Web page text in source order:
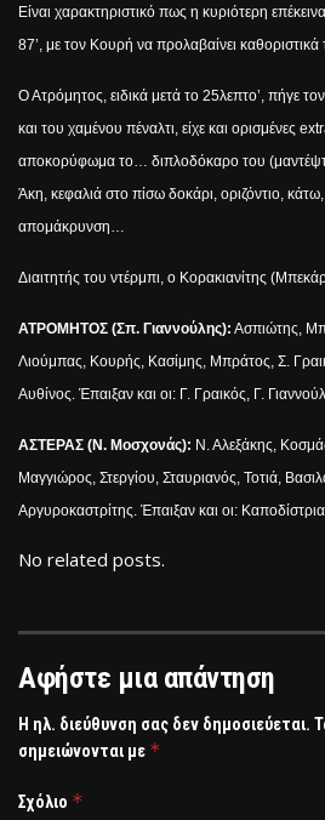
Είναι χαρακτηριστικό πως η κυριότερη
87’, με τον Κουρή να προλαβαίνει καθοριστικά
Ο Ατρόμητος, ειδικά μετά το 25λεπτο’, πήγε
και του χαμένου πέναλτι, είχε και ορισμένες
αποκορύφωμα το… διπλοδόκαρο του
Άκη, κεφαλιά στο πίσω δοκάρι, οριζόντιο, κάτω,
απομάκρυνση…
Διαιτητής του ντέρμπι, ο Κορακιανίτης
ΑΤΡΟΜΗΤΟΣ (Σπ. Γιαννούλης): Ασπιώτης,
Λιούμπας, Κουρής, Κασίμης, Μπράτος, Σ.
Αυθίνος. Έπαιξαν και οι: Γ. Γραικός, Γ.
ΑΣΤΕΡΑΣ (Ν. Μοσχονάς): Ν.Αλεξάκης,
Μαγγιώρος, Στεργίου, Σταυριανός, Τοτιά,
Αργυροκαστρίτης. Έπαιξαν και οι:
No related posts.
Αφήστε μια απάντηση
Η ηλ. διεύθυνση σας δεν δημοσιεύεται.
σημειώνονται με *
Σχόλιο *